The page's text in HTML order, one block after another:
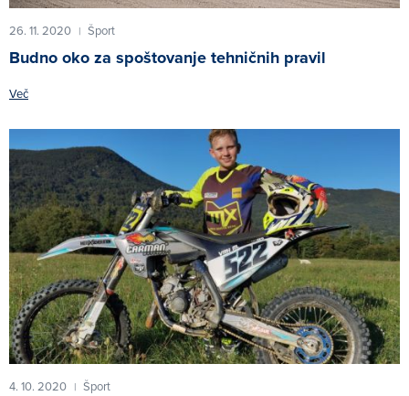
26. 11. 2020 | Šport
Budno oko za spoštovanje tehničnih pravil
Več
4. 10. 2020 | Šport